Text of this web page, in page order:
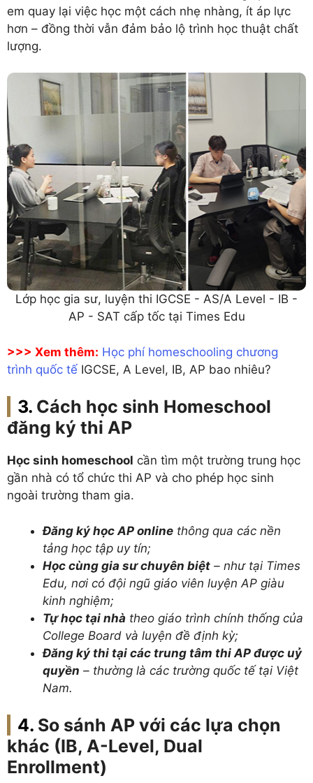
em quay lại việc học một cách nhẹ nhàng, ít áp lực
hơn – đồng thời vẫn đảm bảo lộ trình học thuật chất
lượng.
Lớp học gia sư, luyện thi IGCSE - AS/A Level - IB -
AP - SAT cấp tốc tại Times Edu
>>> Xem thêm: Học phí homeschooling chương
trình quốc tế IGCSE, A Level, IB, AP bao nhiêu?
Cách học sinh Homeschool
đăng ký thi AP
Học sinh homeschool cần tìm một trường trung học
gần nhà có tổ chức thi AP và cho phép học sinh
ngoài trường tham gia.
Đăng ký học AP online thông qua các nền
tảng học tập uy tín;
Học cùng gia sư chuyên biệt – như tại Times
Edu, nơi có đội ngũ giáo viên luyện AP giàu
kinh nghiệm;
Tự học tại nhà theo giáo trình chính thống của
College Board và luyện đề định kỳ;
Đăng ký thi tại các trung tâm thi AP được uỷ
quyền – thường là các trường quốc tế tại Việt
Nam.
So sánh AP với các lựa chọn
khác (IB, A-Level, Dual
Enrollment)